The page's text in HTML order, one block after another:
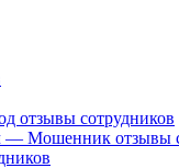
отзывы сотрудников
— Мошенник отзывы